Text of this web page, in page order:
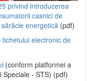
privind introducerea
casnici de
energetică (pdf)
electronic de
(conform platformei a
Speciale - STS) (pdf)